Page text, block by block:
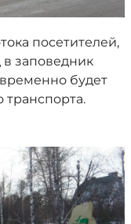
посетителей,
в заповедник
будет
транспорта.